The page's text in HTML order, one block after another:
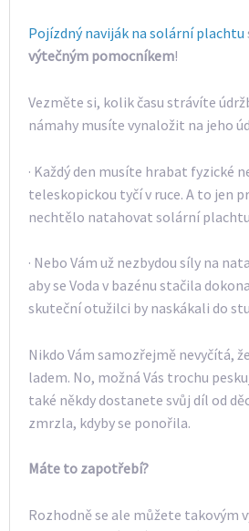
Pojízdný naviják na solární plachtu
výtečným pomocníkem!
Vezměte si, kolik času strávíte
námahy musíte vynaložit na jeho
· Každý den musíte hrabat fyzické
teleskopickou tyčí v ruce. A to jen
nechtělo natahovat solární
· Nebo Vám už nezbydou síly na
aby se Voda v bazénu stačila
skuteční otužilci by naskákali do
Nikdo Vám samozřejmě nevyčítá,
ladem. No, možná Vás trochu
také někdy dostanete svůj díl od
zmrzla, kdyby se ponořila.
Máte to zapotřebí?
Rozhodně se ale můžete takovým